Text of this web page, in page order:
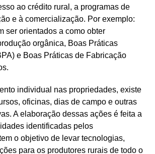
ao crédito rural, a programas de
e à comercialização. Por exemplo:
ser orientados a como obter
orgânica, Boas Práticas
e Boas Práticas de Fabricação
individual nas propriedades, existe
oficinas, dias de campo e outras
A elaboração dessas ações é feita a
identificadas pelos
o objetivo de levar tecnologias,
para os produtores rurais de todo o